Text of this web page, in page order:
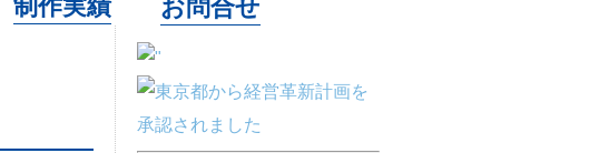
制作実績 お問合せ